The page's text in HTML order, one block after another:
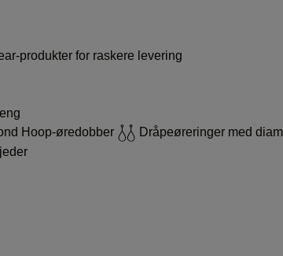
produkter for raskere levering
Hoop-øredobber
Dråpeøreringer med